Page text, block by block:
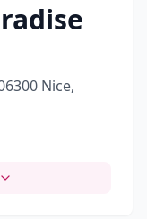
Nice,